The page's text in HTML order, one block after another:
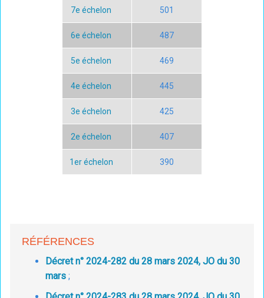
7e échelon 501
6e échelon 487
5e échelon 469
4e échelon 445
3e échelon 425
2e échelon 407
1er échelon 390
RÉFÉRENCES
Décret n° 2024-282 du 28 mars 2024, JO du 30
mars ;